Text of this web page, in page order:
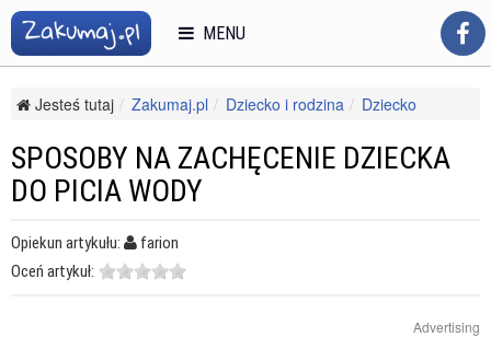
Jesteś tutaj Zakumaj.pl Dziecko i rodzina
Dziecko
Sposoby na zachęcenie dziecka do picia wody
SPOSOBY NA ZACHĘCENIE DZIECKA
DO PICIA WODY
Opiekun artykułu:
farion
Oceń artykuł:
Advertising
MENU